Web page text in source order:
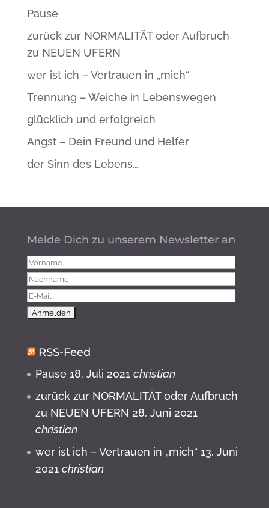
Pause
zurück zur NORMALITÄT oder Aufbruch
zu NEUEN UFERN
wer ist ich – Vertrauen in „mich“
Trennung – Weiche in Lebenswegen
glücklich und erfolgreich
Angst – Dein Freund und Helfer
der Sinn des Lebens…
Melde Dich zu unserem Newsletter an
RSS-Feed
Pause 18. Juli 2021 christian
zurück zur NORMALITÄT oder Aufbruch
zu NEUEN UFERN 28. Juni 2021
christian
wer ist ich – Vertrauen in „mich“ 13. Juni
2021 christian